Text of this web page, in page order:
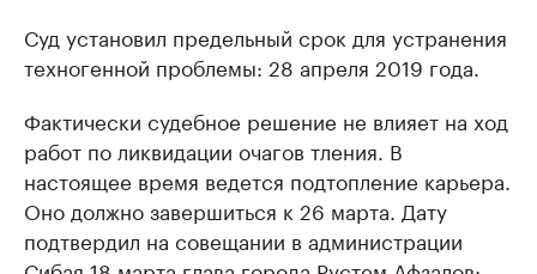
Суд установил предельный срок для устранения
техногенной проблемы: 28 апреля 2019 года.
Фактически судебное решение не влияет на ход
работ по ликвидации очагов тления. В
настоящее время ведется подтопление карьера.
Оно должно завершиться к 26 марта. Дату
подтвердил на совещании в администрации